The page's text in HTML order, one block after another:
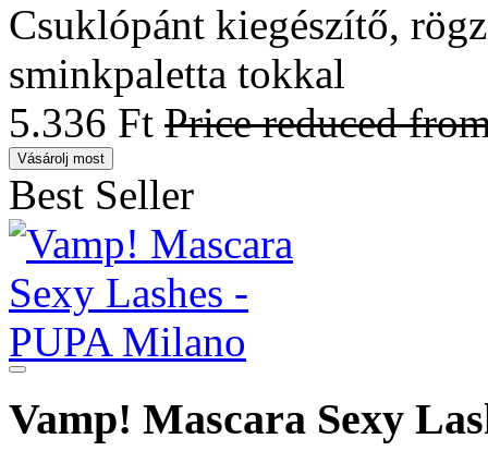
Csuklópánt kiegészítő,
sminkpaletta tokkal
5.336 Ft Price reduced
Vásárolj most
Best Seller
Vamp! Mascara Sexy